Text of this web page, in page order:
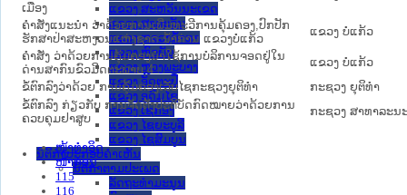
ແຂວງ ສະຫວັນນະເຂດ
ແຂວງ ສາລະວັນ
ແຂວງ ຫລວງນໍ້າທາ
ແຂວງ ຫົວພັນ
ແຂວງ ຫຼວງພະບາງ
ແຂວງ ອັດຕະປື
ແຂວງ ອຸດົມໄຊ
ແຂວງ ເຊກອງ
ແຂວງ ໄຊຍະບູລີ
ແຂວງ ໄຊສົມບູນ
ນິຕິກໍາປະກອບຄໍາເຫັນ
ນິຕິກໍາຕາມປະເພດ
ລັດຖະທໍາມະນູນ
ເມືອງ
ຄຳສັ່ງແນະນຳ ວ່າດ້ວຍການເພີ່ມທະວີການຄຸ້ມຄອງ,​ປົກປັກ
ຮັກສາປ່າສະຫງວນແຫ່ງຊາດ ນ້ຳກ່ານ ແຂວງບໍ່ແກ້ວ
ແຂວງ ບໍ່ແກ້ວ
ຄຳສັ່ງ ວ່າດ້ວຍການຄຸ້ມຄອງນຳໃຊ້ການບໍລິການຈອດຢູ່ໃນ
ດ່ານສາກົນຂົວມິດຕະພາບ 4
ແຂວງ ບໍ່ແກ້ວ
ຂໍ້ຕົກລົງວ່າດ້ວຍ ການຄຸ້ມຄອງເວັບໄຊກະຊວງຍຸຕິທຳ
ກະຊວງ ຍຸຕິທໍາ
ຂໍ້ຕົກລົງ ກ່ຽວກັບ ການຈັດຕັ້ງປະຕິບັດກົດໝາຍວ່າດ້ວຍການ
ຄວບຄຸມຢາສູບ
ກະຊວງ ສາທາລະນ
ໜ້າທໍາອິດ
ໜ້າກ່ອນ
115
116